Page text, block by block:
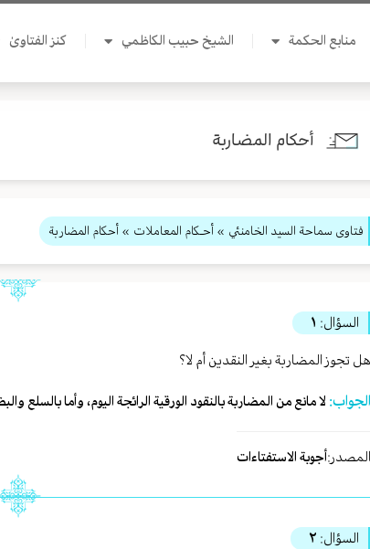
منابع الحكمة الشيخ حبيب الكاظمي كنز الفتاوىٰ
أحكام المضاربة
فتاوى سماحة السيد الخامنئي » أحـكام المعاملات » أحكام المضاربة
السؤال: ١
هل تجوز المضاربة بغير النقدين أم لا؟
الجواب: لا مانع من المضاربة بالنقود الورقية الرائجة اليوم، وأما بالسلع
المصدر:أجوبة الاستفتاءات
السؤال: ٢